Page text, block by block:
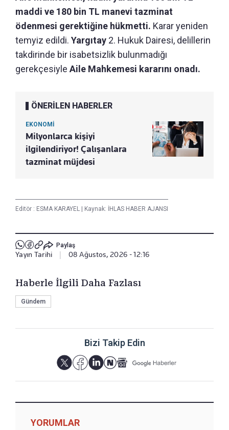
maddi ve 180 bin TL manevi tazminat
ödenmesi gerektiğine hükmetti. Karar yeniden
temyiz edildi. Yargıtay 2. Hukuk Dairesi, delillerin
takdirinde bir isabetsizlik bulunmadığı
gerekçesiyle Aile Mahkemesi kararını onadı.
ÖNERİLEN HABERLER
EKONOMİ
Milyonlarca kişiyi
ilgilendiriyor! Çalışanlara
tazminat müjdesi
Editör : ESMA KARAYEL Kaynak: İHLAS HABER AJANSI
Paylaş
Yayın Tarihi 08 Ağustos, 2026 - 12:16
Haberle İlgili Daha Fazlası
Gündem
Bizi Takip Edin
YORUMLAR